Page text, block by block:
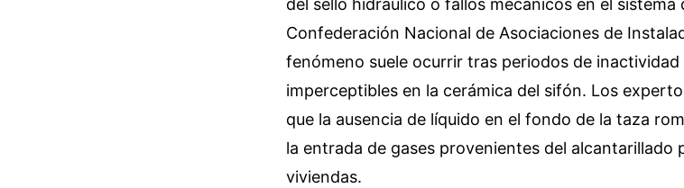
del sello hidráulico o fallos mecánicos en el sistema
Confederación Nacional de Asociaciones de
fenómeno suele ocurrir tras periodos de
imperceptibles en la cerámica del sifón. Los
que la ausencia de líquido en el fondo de la taza
la entrada de gases provenientes del alcantarillado
viviendas.